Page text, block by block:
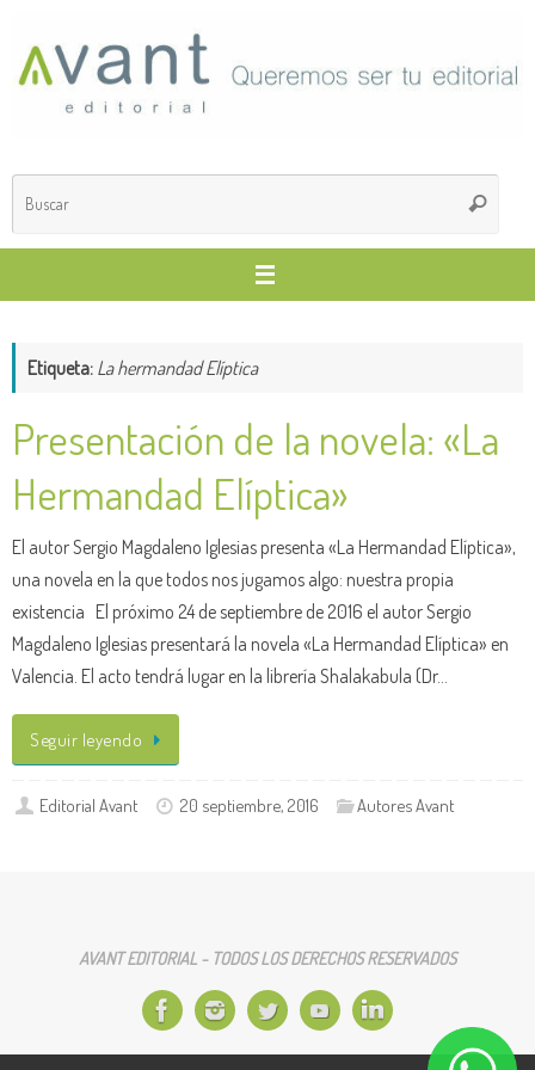
contenido
Buscar
Etiqueta:La hermandad Elíptica
Presentación de la novela: «La
Hermandad Elíptica»
El autor Sergio Magdaleno Iglesias presenta «La Hermandad Elíptica»,
una novela en la que todos nos jugamos algo: nuestra propia
existencia El próximo 24 de septiembre de 2016 el autor Sergio
Magdaleno Iglesias presentará la novela «La Hermandad Elíptica» en
Valencia. El acto tendrá lugar en la librería Shalakabula (Dr…
Seguir leyendo
Editorial Avant 20 septiembre, 2016 Autores Avant
AVANT EDITORIAL - TODOS LOS DERECHOS RESERVADOS